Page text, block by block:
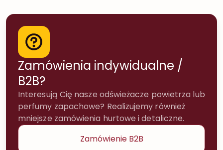
Zamówienia indywidualne /
B2B?
Interesują Cię nasze odświeżacze powietrza lub
perfumy zapachowe? Realizujemy również
mniejsze zamówienia hurtowe i detaliczne.
Zamówienie B2B